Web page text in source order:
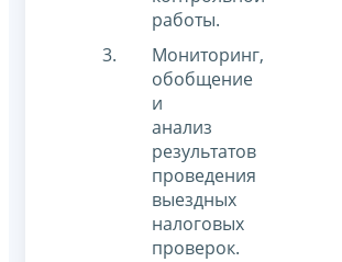
работы.
Мониторинг,
обобщение
и
анализ
результатов
проведения
выездных
налоговых
проверок.